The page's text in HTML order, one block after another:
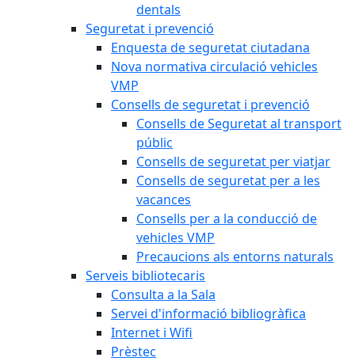
dentals
Seguretat i prevenció
Enquesta de seguretat ciutadana
Nova normativa circulació vehicles
VMP
Consells de seguretat i prevenció
Consells de Seguretat al transport
públic
Consells de seguretat per viatjar
Consells de seguretat per a les
vacances
Consells per a la conducció de
vehicles VMP
Precaucions als entorns naturals
Serveis bibliotecaris
Consulta a la Sala
Servei d'informació bibliogràfica
Internet i Wifi
Prèstec